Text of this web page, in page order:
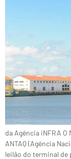
da Agência iNFRA
ANTAQ (Agência
leilão do terminal de